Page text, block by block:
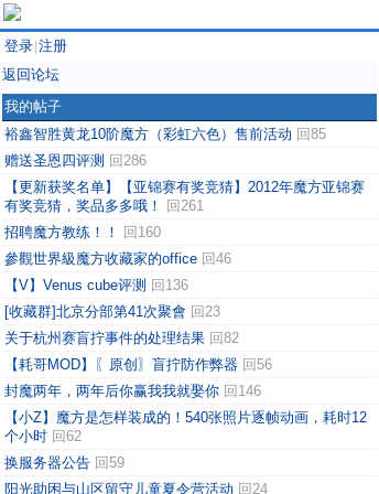
登录 注册
返回论坛
我的帖子
裕鑫智胜黄龙10阶魔方（彩虹六色）售前活动 回85
赠送圣恩四评测 回286
【更新获奖名单】【亚锦赛有奖竞猜】2012年魔方亚锦赛
有奖竞猜，奖品多多哦！
回261
招聘魔方教练！！
回160
參觀世界級魔方收藏家的office 回46
【V】Venus cube评测 回136
[收藏群]北京分部第41次聚會 回23
关于杭州赛盲拧事件的处理结果 回82
【耗哥MOD】〖原创〗盲拧防作弊器 回56
封魔两年，两年后你赢我我就娶你 回146
【小Z】魔方是怎样装成的！540张照片逐帧动画，耗时12
个小时 回62
换服务器公告 回59
阳光助困与山区留守儿童夏令营活动 回24